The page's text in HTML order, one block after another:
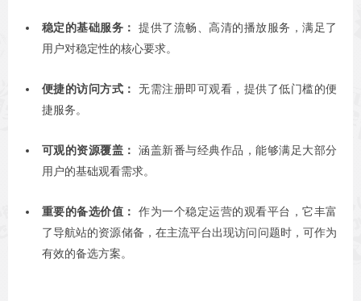
稳定的基础服务： 提供了流畅、高清的播放服务，满足了
用户对稳定性的核心要求。
便捷的访问方式： 无需注册即可观看，提供了低门槛的便
捷服务。
可观的资源覆盖： 涵盖新番与经典作品，能够满足大部分
用户的基础观看需求。
重要的备选价值： 作为一个稳定运营的观看平台，它丰富
了导航站的资源储备，在主流平台出现访问问题时，可作为
有效的备选方案。